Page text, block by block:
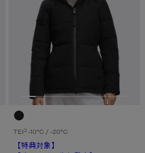
TEI3-10°C / -20°C
【特典対象】